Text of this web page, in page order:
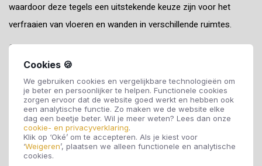
Cookies 🍪
We gebruiken cookies en vergelijkbare technologieën om
je beter en persoonlijker te helpen. Functionele cookies
zorgen ervoor dat de website goed werkt en hebben ook
een analytische functie. Zo maken we de website elke
dag een beetje beter. Wil je meer weten? Lees dan onze
cookie- en privacyverklaring.
Klik op ‘Oké’ om te accepteren. Als je kiest voor
‘Weigeren’, plaatsen we alleen functionele en analytische
cookies.
waardoor deze tegels een uitstekende keuze zijn voor het
verfraaien van vloeren en wanden in verschillende ruimtes.
Of je nu een klassieke uitstraling zoekt of een eigentijdse sfeer
wilt creëren, de veelzijdigheid van de Jasper White-serie maakt
het mogelijk om een tijdloze esthetiek toe te voegen aan jouw
interieur. Deze tegels brengen een rustgevende en elegante
ambiance, of het nu gaat om woonruimtes, keukens, of
badkamers.
Durstone Tegels staat bekend om de toewijding aan